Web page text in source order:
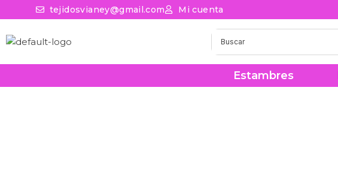
tejidosvianey@gmail.com Mi cuenta
Estambres